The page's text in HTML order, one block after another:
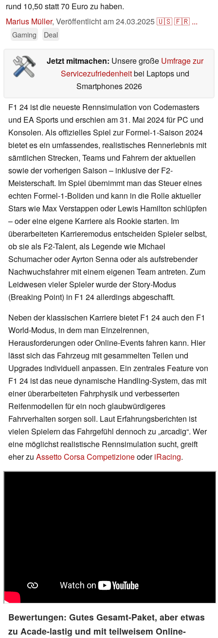
rund 10,50 statt 70 Euro zu haben.
Marius Müller, Veröffentlicht am24.03.2025🇺🇸🇫🇷 ...
Gaming Deal
Jetzt mitmachen: Unsere große Umfrage zur
Servicezufriedenheitbei Laptops und
Smartphones 2026
F1 24 ist die neueste Rennsimulation von Codemasters
und EA Sports und erschien am 31. Mai 2024 für PC und
Konsolen. Als offizielles Spiel zur Formel-1-Saison 2024
bietet es ein umfassendes, realistisches Rennerlebnis mit
sämtlichen Strecken, Teams und Fahrern der aktuellen
sowie der vorherigen Saison – inklusive der F2-
Meisterschaft. Im Spiel übernimmt man das Steuer eines
echten Formel-1-Boliden und kann in die Rolle aktueller
Stars wie Max Verstappen oder Lewis Hamilton schlüpfen
– oder eine eigene Karriere als Rookie starten. Im
überarbeiteten Karrieremodus entscheiden Spieler selbst,
ob sie als F2-Talent, als Legende wie Michael
Schumacher oder Ayrton Senna oder als aufstrebender
Nachwuchsfahrer mit einem eigenen Team antreten. Zum
Leidwesen vieler Spieler wurde der Story-Modus
(Breaking Point) in F1 24 allerdings abgeschafft.
Neben der klassischen Karriere bietet F1 24 auch den F1
World-Modus, in dem man Einzelrennen,
Herausforderungen oder Online-Events fahren kann. Hier
lässt sich das Fahrzeug mit gesammelten Teilen und
Upgrades individuell anpassen. Ein zentrales Feature von
F1 24 ist das neue dynamische Handling-System, das mit
einer überarbeiteten Fahrphysik und verbesserten
Reifenmodellen für ein noch glaubwürdigeres
Fahrverhalten sorgen soll. Laut Erfahrungsberichten ist
vielen Spielern das Fahrgefühl dennoch zu „arcadig“. Wer
eine möglichst realistische Rennsimulation sucht, greift
eher zu Assetto Corsa CompetizioneoderiRacing.
Bewertungen: Gutes Gesamt-Paket, aber etwas
zu Acade-lastig und mit teilweisem Online-